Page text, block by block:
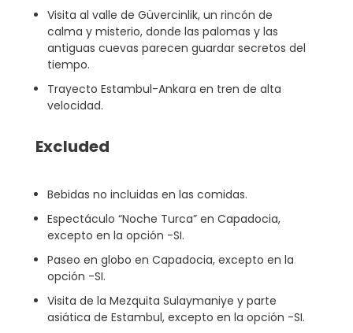
Visita al valle de Güvercinlik, un rincón de
calma y misterio, donde las palomas y las
antiguas cuevas parecen guardar secretos del
tiempo.
Trayecto Estambul-Ankara en tren de alta
velocidad.
Excluded
Bebidas no incluidas en las comidas.
Espectáculo “Noche Turca” en Capadocia,
excepto en la opción -SI.
Paseo en globo en Capadocia, excepto en la
opción -SI.
Visita de la Mezquita Sulaymaniye y parte
asiática de Estambul, excepto en la opción -SI.